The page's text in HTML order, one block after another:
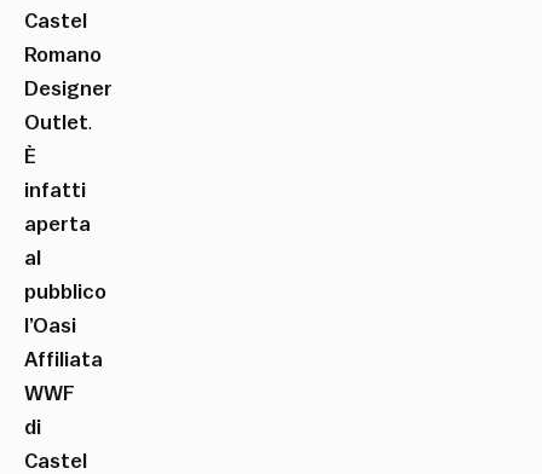
Castel
Romano
Designer
Outlet.
È
infatti
aperta
al
pubblico
l’Oasi
Affiliata
WWF
di
Castel